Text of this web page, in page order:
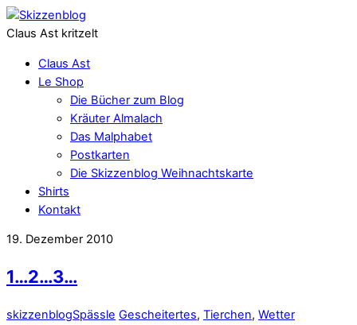
Claus Ast kritzelt
Claus Ast
Le Shop
Die Bücher zum Blog
Kräuter Almalach
Das Malphabet
Postkarten
Die Skizzenblog Weihnachtskarte
Shirts
Kontakt
19. Dezember 2010
1…2…3…
skizzenblogSpässle Gescheitertes, Tierchen, Wetter